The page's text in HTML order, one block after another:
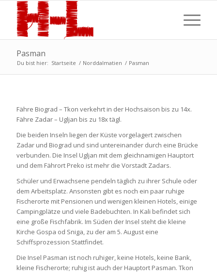
Pasman
Du bist hier: Startseite / Norddalmatien / Pasman
Fähre Biograd – Tkon verkehrt in der Hochsaison bis zu 14x.
Fähre Zadar – Ugljan bis zu 18x tägl.
Die beiden Inseln liegen der Küste vorgelagert zwischen
Zadar und Biograd und sind untereinander durch eine Brücke
verbunden. Die Insel Ugljan mit dem gleichnamigen Hauptort
und dem Fährort Preko ist mehr die Vorstadt Zadars.
Schüler und Erwachsene pendeln täglich zu ihrer Schule oder
dem Arbeitsplatz. Ansonsten gibt es noch ein paar ruhige
Fischerorte mit Pensionen und wenigen kleinen Hotels, einige
Campingplätze und viele Badebuchten. In Kali befindet sich
eine große Fischfabrik. Im Süden der Insel steht die kleine
Kirche Gospa od Sniga, zu der am 5. August eine
Schiffsprozession Stattfindet.
Die Insel Pasman ist noch ruhiger, keine Hotels, keine Bank,
kleine Fischerorte; ruhig ist auch der Hauptort Pasman. Tkon